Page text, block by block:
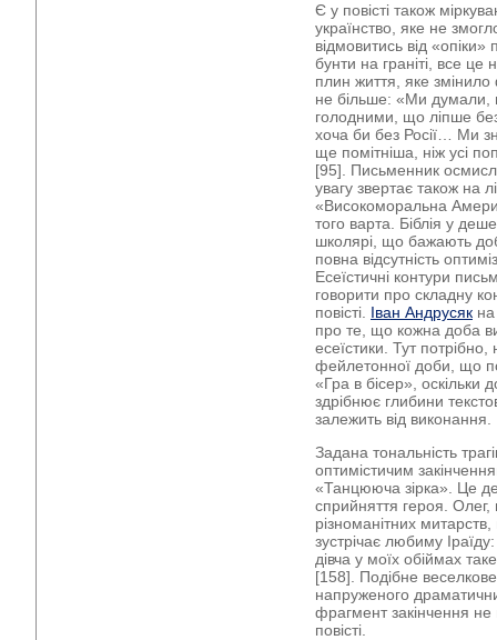
Є у повісті також
українство, яке не
відмовитись від «опіки»
бунти на граніті, все
плин життя, яке змінило
не більше: «Ми думали,
голодними, що ліпше
хоча би без Росії… Ми
ще помітніша, ніж усі
[95]. Письменник
увагу звертає також на
«Високоморальна
того варта. Біблія у
школярі, що бажають
повна відсутність
Есеїстичні контури
говорити про складну
повісті. Іван Андрусяк
про те, що кожна доба
есеїстики. Тут
фейлетонної доби, що
«Гра в бісер», оскільки
здрібнює глибини
залежить від виконання.
Задана тональність
оптимістичим
«Танцююча зірка». Це
сприйняття героя. Олег,
різноманітних
зустрічає любиму
дівча у моїх обіймах
[158]. Подібне
напруженого
фрагмент закінчення не
повісті.